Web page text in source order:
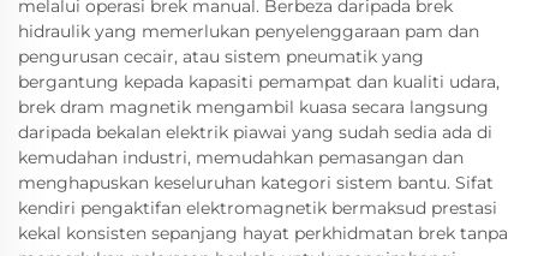
melalui operasi brek manual. Berbeza daripada brek
hidraulik yang memerlukan penyelenggaraan pam dan
pengurusan cecair, atau sistem pneumatik yang
bergantung kepada kapasiti pemampat dan kualiti udara,
brek dram magnetik mengambil kuasa secara langsung
daripada bekalan elektrik piawai yang sudah sedia ada di
kemudahan industri, memudahkan pemasangan dan
menghapuskan keseluruhan kategori sistem bantu. Sifat
kendiri pengaktifan elektromagnetik bermaksud prestasi
kekal konsisten sepanjang hayat perkhidmatan brek tanpa